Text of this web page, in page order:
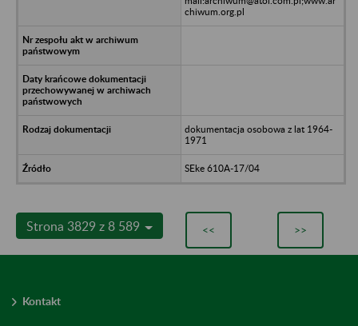
chiwum.org.pl
dokumentacja osobowa z lat 1964-
1971
SEke 610A-17/04
Strona 3829 z 8 589 << >>
Kontakt